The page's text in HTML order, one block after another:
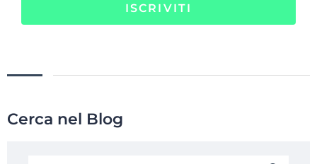
ISCRIVITI
Cerca nel Blog